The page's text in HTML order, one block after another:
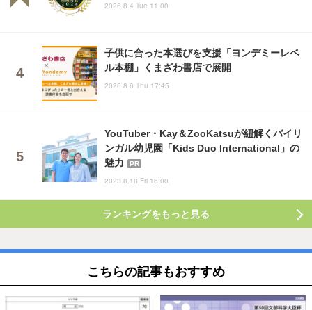
2026.8.4 Tue 11:00
子供に合った本選びを支援「ヨンデミーレベ
ル本棚」くまざわ書店で展開
2026.8.6 Thu 17:45
YouTuber・Kay＆ZooKatsuが紐解くバイリ
ンガル幼児園「Kids Duo International」の
魅力
PR
2023.8.18 Fri 16:00
ランキングをもっと見る
こちらの記事もおすすめ